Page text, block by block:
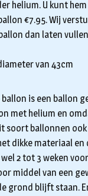
helium. U kunt
€7.95. Wij
dan laten
van 43cm
is een ballon
met helium en
soort ballonnen ook
dikke materiaal
2 tot 3 weken
middel van een
grond blijft staan.